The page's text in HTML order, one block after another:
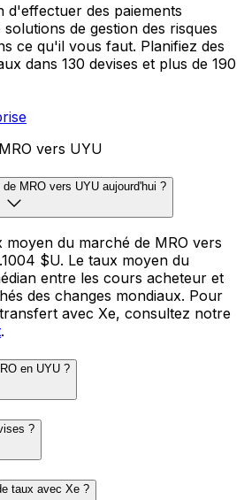
d'effectuer des paiements
de gestion des risques
ce qu'il vous faut. Planifiez des
dans 130 devises et plus de 190
vers UYU
MRO vers UYU aujourd'hui ?
moyen du marché de MRO vers
$U. Le taux moyen du
entre les cours acheteur et
des changes mondiaux. Pour
avec Xe, consultez notre
.
en UYU ?
?
taux avec Xe ?